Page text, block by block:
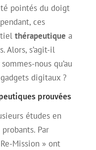
pointés du doigt
ces
thérapeutique a
Alors, s’agit-il
nous qu’au
digitaux ?
prouvées
études en
Par
Mission » ont